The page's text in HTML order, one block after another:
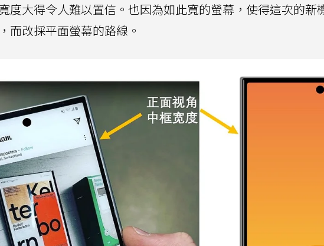
度大得令人難以置信。也因為如此寬的螢幕，使得這次的新
而改採平面螢幕的路線。